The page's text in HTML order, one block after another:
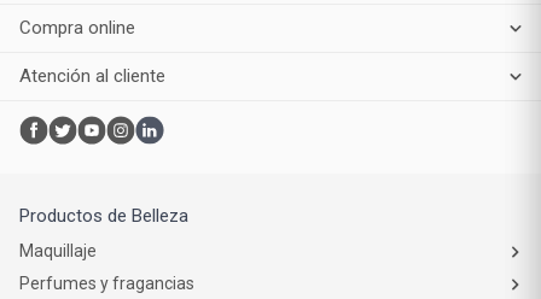
Compra online
Atención al cliente
Productos de Belleza
Maquillaje
Perfumes y fragancias